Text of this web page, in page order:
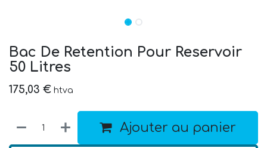
Bac De Retention Pour Reservoir
50 Litres
175,03 € htva
Ajouter au panier